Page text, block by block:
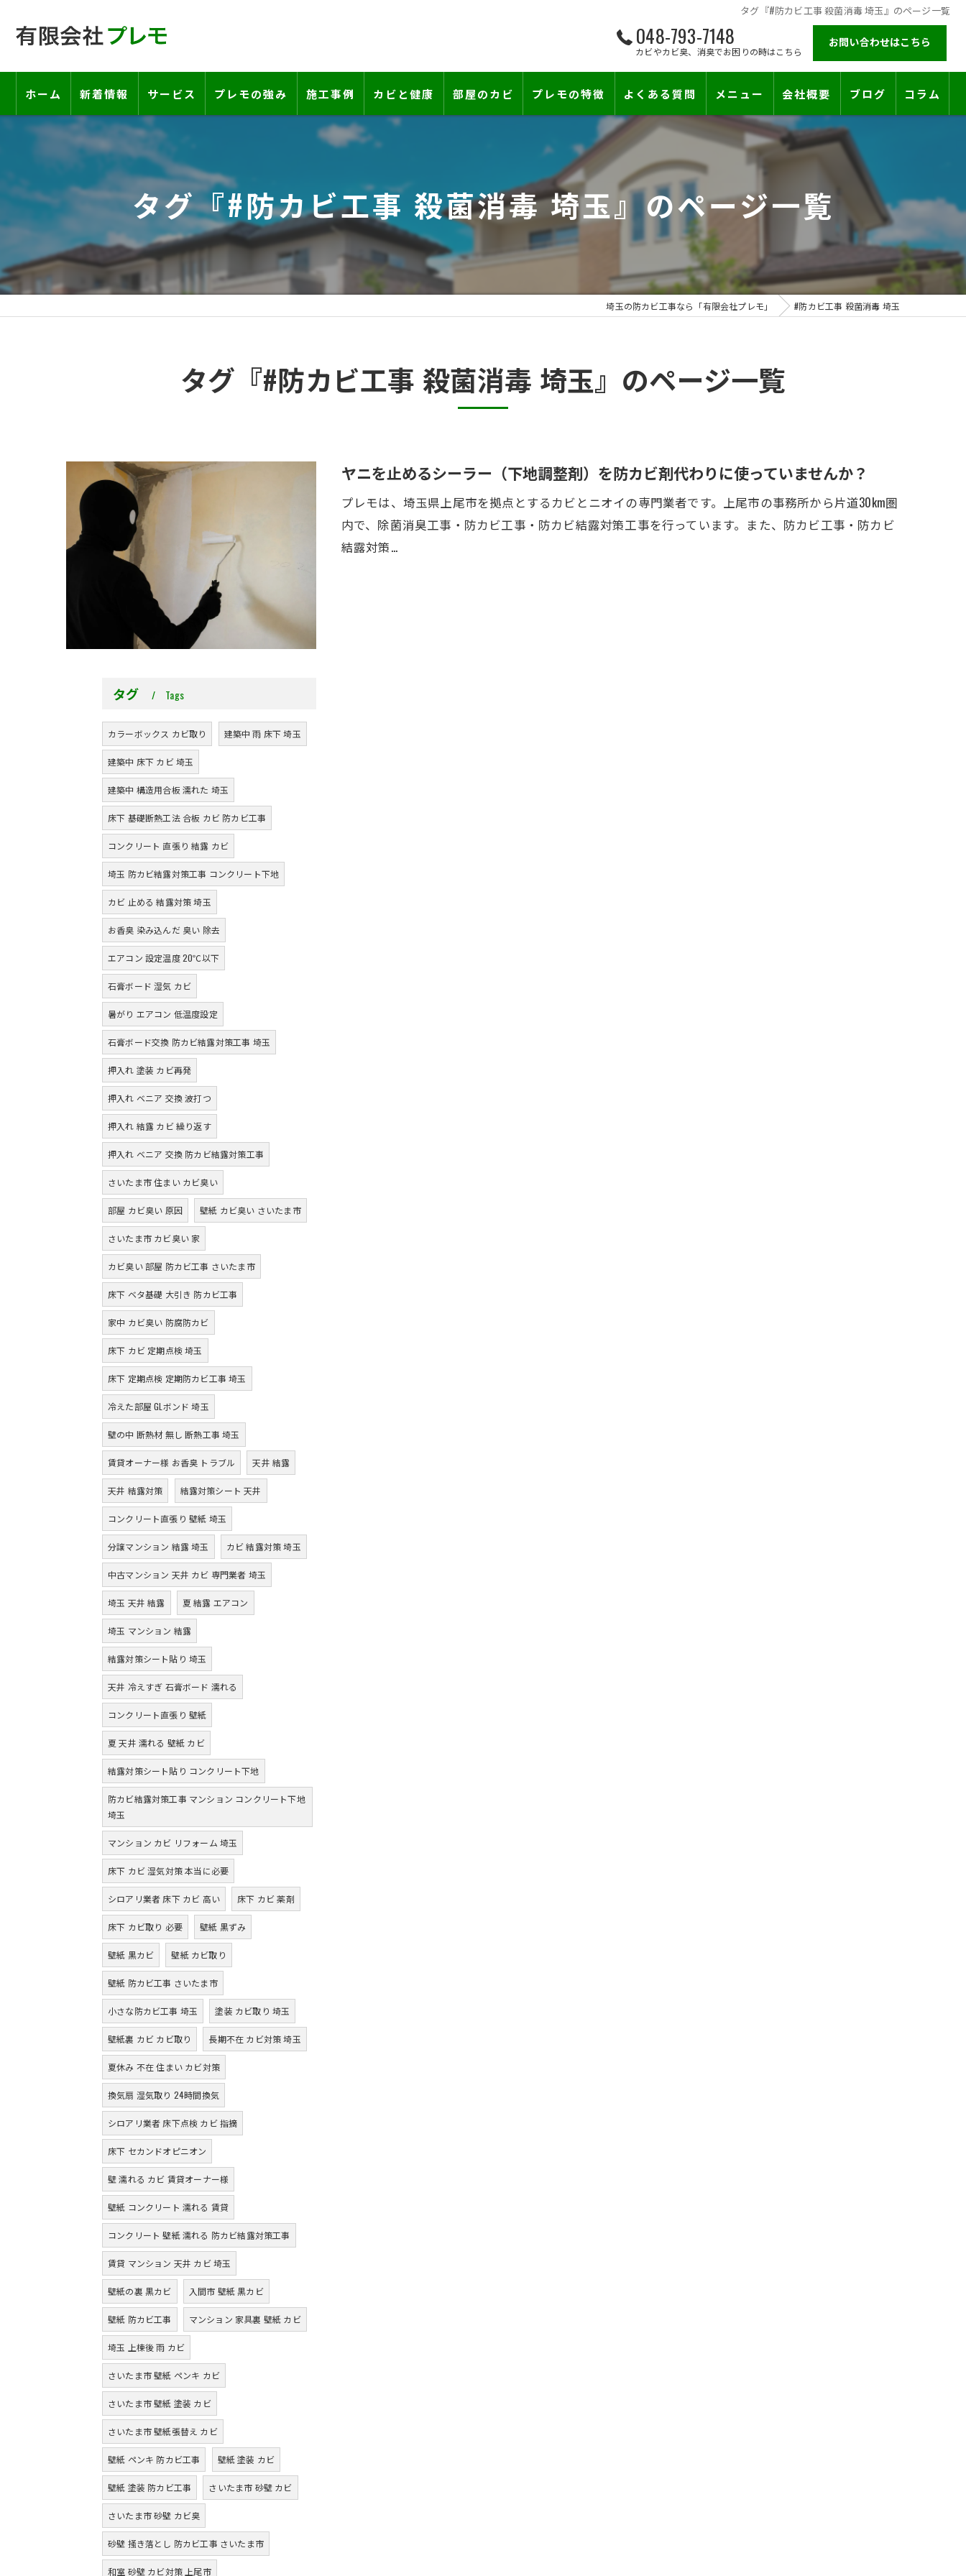
タグ『#防カビ工事 殺菌消毒 埼玉』のページ一覧
048-793-7148
カビやカビ臭、消臭でお困りの時はこちら
お問い合わせはこちら
ホーム 新着情報 サービス
工事の流れ―契約書・保証書について―
お客様の声
プレモの強み 施工事例 カビと健康 部屋のカビ
壁紙下地防カビ工事
壁紙カビ・壁紙下地のカビ
賃貸住宅のカビ
『またか…』の天井結露クレームに終止符を。賃貸オーナー様が最後に頼る専門工事
カビと結露対策
押入れ・収納・クローゼットのカビ
プレモの特徴
床下のカビ
建築中のカビ
コンクリートのカビ
漏水事故のカビ
雨漏りによるカビ
部屋の除菌消臭
よくある質問 メニュー 会社概要
施工対応エリア
ブログ コラム
タグ『#防カビ工事 殺菌消毒 埼玉』のページ一覧
埼玉の防カビ工事なら「有限会社プレモ」 #防カビ工事 殺菌消毒 埼玉
タグ『#防カビ工事 殺菌消毒 埼玉』のページ一覧
ヤニを止めるシーラー（下地調整剤）を防カビ剤代わりに使っていませんか？
プレモは、埼玉県上尾市を拠点とするカビとニオイの専門業者です。上尾市の事務所から片道30km圏
内で、除菌消臭工事・防カビ工事・防カビ結露対策工事を行っています。また、防カビ工事・防カビ
結露対策…
タグ Tags
カラーボックス カビ取り 建築中 雨 床下 埼玉
建築中 床下 カビ 埼玉
建築中 構造用合板 濡れた 埼玉
床下 基礎断熱工法 合板 カビ 防カビ工事
コンクリート 直張り 結露 カビ
埼玉 防カビ結露対策工事 コンクリート下地
カビ 止める 結露対策 埼玉
お香臭 染み込んだ 臭い 除去
エアコン 設定温度 20℃以下
石膏ボード 湿気 カビ
暑がり エアコン 低温度設定
石膏ボード交換 防カビ結露対策工事 埼玉
押入れ 塗装 カビ再発
押入れ ベニア 交換 波打つ
押入れ 結露 カビ 繰り返す
押入れ ベニア 交換 防カビ結露対策工事
さいたま市 住まい カビ臭い
部屋 カビ臭い 原因 壁紙 カビ臭い さいたま市
さいたま市 カビ臭い 家
カビ臭い 部屋 防カビ工事 さいたま市
床下 ベタ基礎 大引き 防カビ工事
家中 カビ臭い 防腐防カビ
床下 カビ 定期点検 埼玉
床下 定期点検 定期防カビ工事 埼玉
冷えた部屋 GLボンド 埼玉
壁の中 断熱材 無し 断熱工事 埼玉
賃貸オーナー様 お香臭 トラブル 天井 結露
天井 結露対策 結露対策シート 天井
コンクリート直張り 壁紙 埼玉
分譲マンション 結露 埼玉 カビ 結露対策 埼玉
中古マンション 天井 カビ 専門業者 埼玉
埼玉 天井 結露 夏 結露 エアコン
埼玉 マンション 結露
結露対策シート貼り 埼玉
天井 冷えすぎ 石膏ボード 濡れる
コンクリート直張り 壁紙
夏 天井 濡れる 壁紙 カビ
結露対策シート貼り コンクリート下地
防カビ結露対策工事 マンション コンクリート下地
埼玉
マンション カビ リフォーム 埼玉
床下 カビ 湿気対策 本当に必要
シロアリ業者 床下 カビ 高い 床下 カビ 薬剤
床下 カビ取り 必要 壁紙 黒ずみ
壁紙 黒カビ 壁紙 カビ取り
壁紙 防カビ工事 さいたま市
小さな防カビ工事 埼玉 塗装 カビ取り 埼玉
壁紙裏 カビ カビ取り 長期不在 カビ対策 埼玉
夏休み 不在 住まい カビ対策
換気扇 湿気取り 24時間換気
シロアリ業者 床下点検 カビ 指摘
床下 セカンドオピニオン
壁 濡れる カビ 賃貸オーナー様
壁紙 コンクリート 濡れる 賃貸
コンクリート 壁紙 濡れる 防カビ結露対策工事
賃貸 マンション 天井 カビ 埼玉
壁紙の裏 黒カビ 入間市 壁紙 黒カビ
壁紙 防カビ工事 マンション 家具裏 壁紙 カビ
埼玉 上棟後 雨 カビ
さいたま市 壁紙 ペンキ カビ
さいたま市 壁紙 塗装 カビ
さいたま市 壁紙張替え カビ
壁紙 ペンキ 防カビ工事 壁紙 塗装 カビ
壁紙 塗装 防カビ工事 さいたま市 砂壁 カビ
さいたま市 砂壁 カビ臭
砂壁 掻き落とし 防カビ工事 さいたま市
和室 砂壁 カビ対策 上尾市